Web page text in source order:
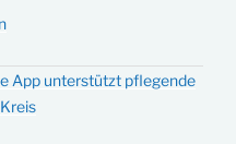
App unterstützt pflegende